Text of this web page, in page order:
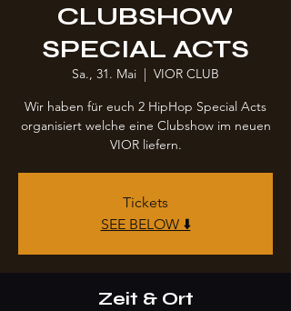
CLUBSHOW
SPECIAL ACTS
Sa., 31. Mai
  |
VIOR CLUB
Wir haben für euch 2 HipHop Special Acts
organisiert welche eine Clubshow im neuen
VIOR liefern.
Tickets
SEE BELOW ⬇️
Zeit & Ort